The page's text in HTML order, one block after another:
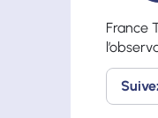
France